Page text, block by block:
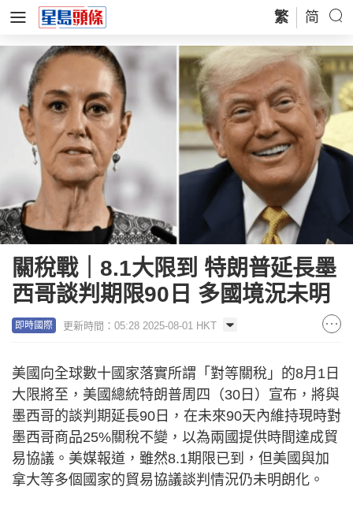
繁 简
關稅戰｜8.1大限到 特朗普延長墨
西哥談判期限90日 多國境況未明
即時國際 更新時間：05:28 2025-08-01 HKT
美國向全球數十國家落實所謂「對等關稅」的8月1日
大限將至，美國總統特朗普周四（30日）宣布，將與
墨西哥的談判期延長90日，在未來90天內維持現時對
墨西哥商品25%關稅不變，以為兩國提供時間達成貿
易協議。美媒報道，雖然8.1期限已到，但美國與加
拿大等多個國家的貿易協議談判情況仍未明朗化。